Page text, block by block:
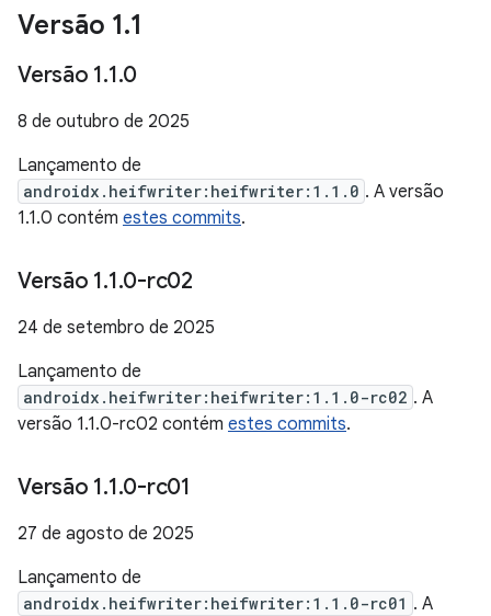
Versão 1.1
Versão 1.1.0
8 de outubro de 2025
Lançamento de
androidx.heifwriter:heifwriter:1.1.0 . A versão
1.1.0 contém estes commits.
Versão 1.1.0-rc02
24 de setembro de 2025
Lançamento de
androidx.heifwriter:heifwriter:1.1.0-rc02 . A
versão 1.1.0-rc02 contém estes commits.
Versão 1.1.0-rc01
27 de agosto de 2025
Lançamento de
androidx.heifwriter:heifwriter:1.1.0-rc01 . A